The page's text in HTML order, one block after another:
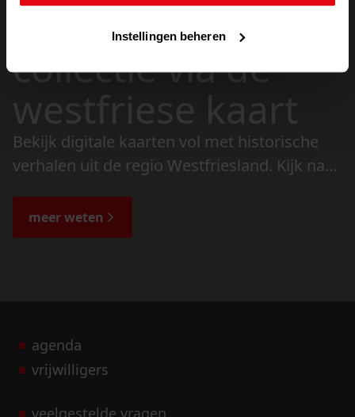
Instellingen beheren
doorzoek de
collectie via de
westfriese kaart
Bekijk digitale kaarten vol met historische
verhalen uit de regio Westfriesland. Kijk naar
de bijzondere verhalen.
meer weten
agenda
vrijwilligers